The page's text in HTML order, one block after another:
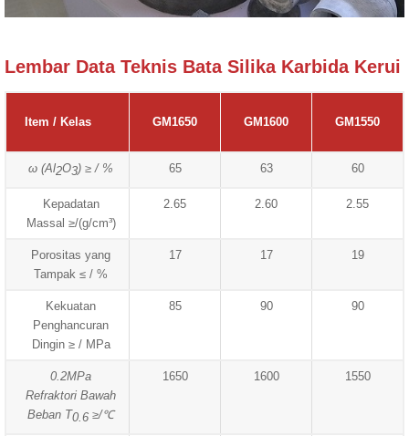
Lembar Data Teknis Bata Silika Karbida Kerui
Item / Kelas GM1650 GM1600 GM1550
ω (Al2O3) ≥ / % 65 63 60
Kepadatan
Massal ≥/(g/cm³)
2.65 2.60 2.55
Porositas yang
Tampak ≤ / %
17 17 19
Kekuatan
Penghancuran
Dingin ≥ / MPa
85 90 90
0.2MPa
Refraktori Bawah
Beban T0.6 ≥/℃
1650 1600 1550